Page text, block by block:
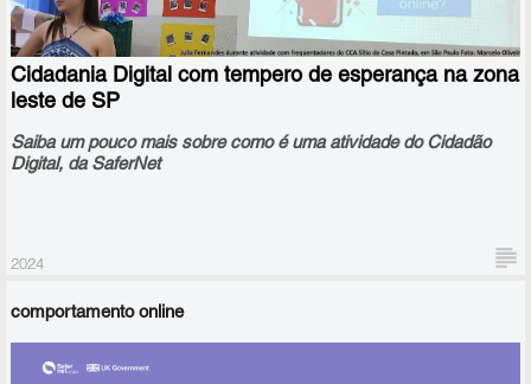
Cidadania Digital com tempero de esperança na zona
leste de SP
Saiba um pouco mais sobre como é uma atividade do Cidadão
Digital, da SaferNet
2024
comportamento online